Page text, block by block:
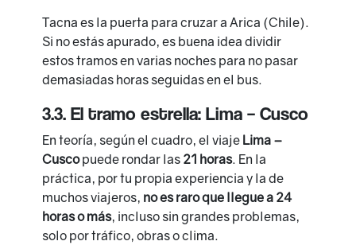
Tacna es la puerta para cruzar a Arica (Chile).
Si no estás apurado, es buena idea dividir
estos tramos en varias noches para no pasar
demasiadas horas seguidas en el bus.
3.3. El tramo estrella: Lima – Cusco
En teoría, según el cuadro, el viaje Lima –
Cuscopuede rondar las 21 horas. En la
práctica, por tu propia experiencia y la de
muchos viajeros, no es raro que llegue a 24
horas o más, incluso sin grandes problemas,
solo por tráfico, obras o clima.